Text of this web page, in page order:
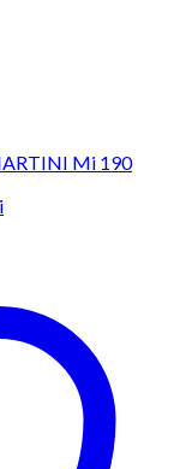
Mi 190